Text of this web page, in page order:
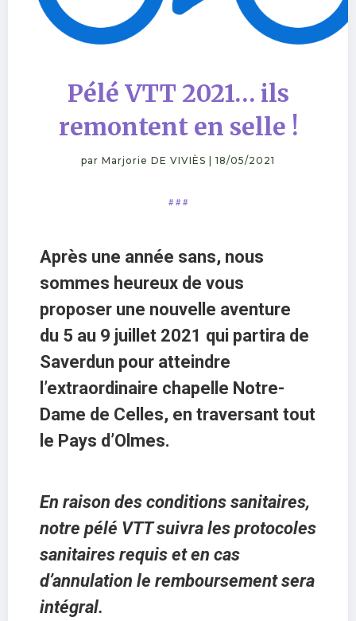
Pélé VTT 2021… ils
remontent en selle !
par Marjorie DE VIVIÈS 18/05/2021
# # #
Après une année sans, nous
sommes heureux de vous
proposer une nouvelle aventure
du 5 au 9 juillet 2021 qui partira de
Saverdun pour atteindre
l’extraordinaire chapelle Notre-
Dame de Celles, en traversant tout
le Pays d’Olmes.
En raison des conditions sanitaires,
notre pélé VTT suivra les protocoles
sanitaires requis et en cas
d’annulation le remboursement sera
intégral.